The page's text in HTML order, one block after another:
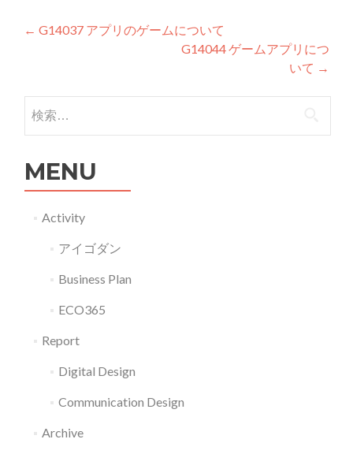
投稿ナビゲーション
← G14037 アプリのゲームについて
G14044 ゲームアプリにつ
いて →
検索:
MENU
Activity
アイゴダン
Business Plan
ECO365
Report
Digital Design
Communication Design
Archive